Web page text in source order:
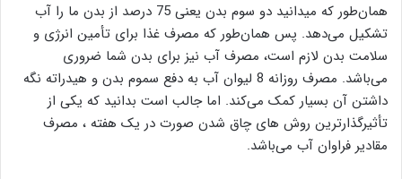
همان‌طور که میدانید دو سوم بدن یعنی 75 درصد از بدن ما را آب
تشکیل می‌دهد. پس همان‌طور که مصرف غذا برای تأمین انرژی و
سلامت بدن لازم است، مصرف آب نیز برای بدن شما ضروری
می‌باشد. مصرف روزانه 8 لیوان آب به دفع سموم بدن و هیدراته نگه
داشتن آن بسیار کمک می‌کند. اما جالب است بدانید که یکی از
تأثیرگذارترین روش های چاق شدن صورت در یک هفته ، مصرف
مقادیر فراوان آب می‌باشد.